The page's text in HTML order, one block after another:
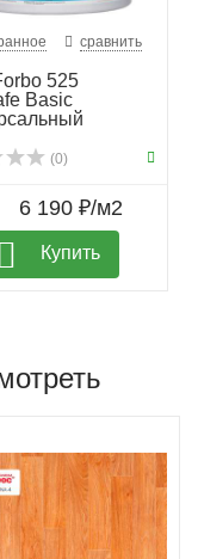
сравнить
525
Basic
(0)
6 190 ₽/м2
Купить